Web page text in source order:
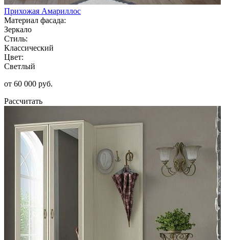
Прихожая Амариллос
Материал фасада:
Зеркало
Стиль:
Классический
Цвет:
Светлый
от 60 000 руб.
Рассчитать